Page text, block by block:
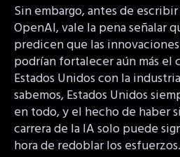
Sin embargo, antes de
OpenAI, vale la pena señalar
predicen que las
podrían fortalecer aún más el
Estados Unidos con la
sabemos, Estados Unidos
en todo, y el hecho de haber
carrera de la IA solo puede
hora de redoblar los esfuerzos.